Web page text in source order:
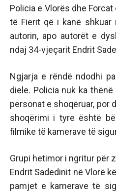
Policia e Vlorës dhe
të Fierit që i kanë shkuar
autorin, apo autorët e
ndaj 34-vjeçarit Endrit
Ngjarja e rëndë ndodhi
diele. Policia nuk ka
personat e shoqëruar, por
shoqërimi i tyre është
filmike të kamerave të
Grupi hetimor i ngritur për
Endrit Sadedinit në Vlorë
pamjet e kamerave të